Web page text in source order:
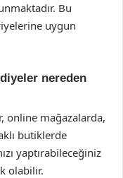
Bu
uygun
nereden
online mağazalarda,
butiklerde
yaptırabileceğiniz
olabilir.